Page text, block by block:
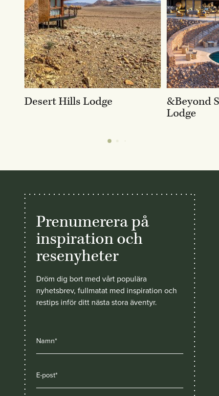
Desert Hills Lodge
&Beyond
Lodge
Prenumerera på
inspiration och
resenyheter
Dröm dig bort med vårt populära
nyhetsbrev, fullmatat med inspiration och
restips inför ditt nästa stora äventyr.